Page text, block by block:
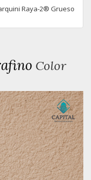
Raya-2® Grueso
Color